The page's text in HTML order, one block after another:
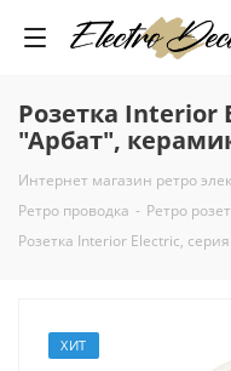
Розетка Interior
"Арбат",
Интернет магазин ретро
Ретро проводка - Ретро
Розетка Interior Electric,
ХИТ